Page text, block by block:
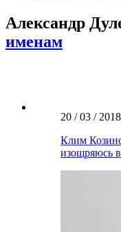
Александр
именам
20 / 03 / 2018
Клим
изощряюсь